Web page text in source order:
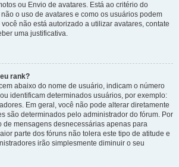
ou Envio de avatares. Está ao critério do
o uso de avatares e como os usuários podem
não está autorizado a utilizar avatares, contate
uma justificativa.
rank?
abaixo do nome de usuário, indicam o número
identificam determinados usuários, por exemplo:
Em geral, você não pode alterar diretamente
são determinados pelo administrador do fórum. Por
de mensagens desnecessárias apenas para
parte dos fóruns não tolera este tipo de atitude e
irão simplesmente diminuir o seu